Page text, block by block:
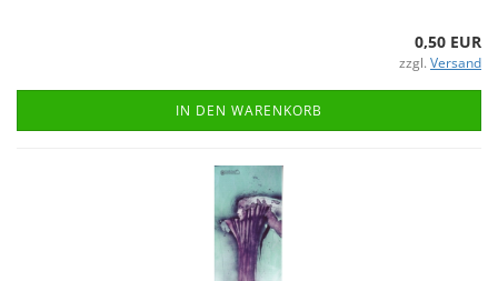
0,50 EUR
zzgl. Versand
IN DEN WARENKORB